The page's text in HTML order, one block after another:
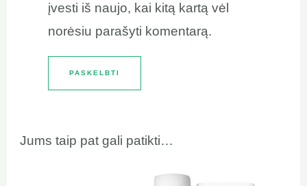
įvesti iš naujo, kai kitą kartą vėl
norėsiu parašyti komentarą.
Jums taip pat gali patikti…